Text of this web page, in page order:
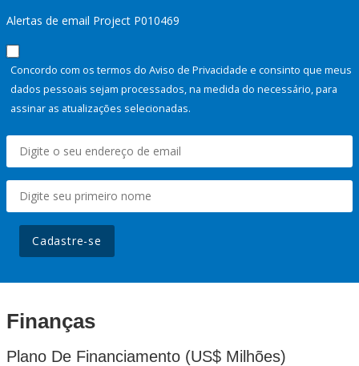
Alertas de email Project P010469
Concordo com os termos do Aviso de Privacidade e consinto que meus
dados pessoais sejam processados, na medida do necessário, para
assinar as atualizações selecionadas.
Cadastre-se
Finanças
Plano De Financiamento (US$ Milhões)